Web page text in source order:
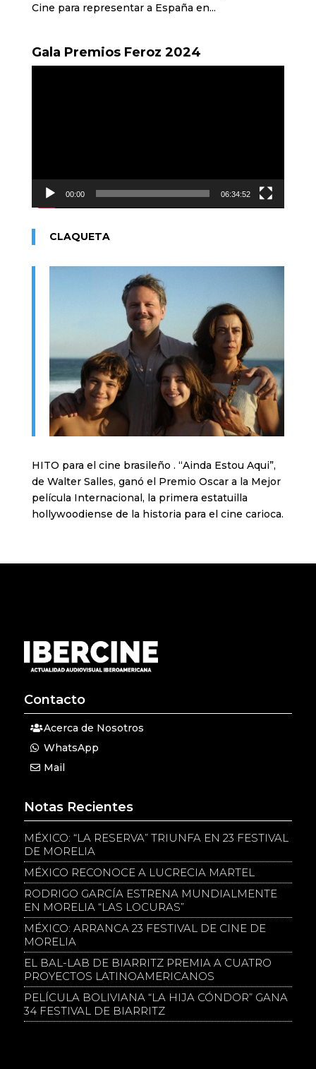
Cine para representar a España en...
Gala Premios Feroz 2024
00:00 06:34:52
CLAQUETA
HITO para el cine brasileño . “Ainda Estou Aqui”,
de Walter Salles, ganó el Premio Oscar a la Mejor
película Internacional, la primera estatuilla
hollywoodiense de la historia para el cine carioca.
Contacto
Acerca de Nosotros
WhatsApp
Mail
Notas Recientes
MÉXICO: “LA RESERVA” TRIUNFA EN 23 FESTIVAL
DE MORELIA
MÉXICO RECONOCE A LUCRECIA MARTEL
RODRIGO GARCÍA ESTRENA MUNDIALMENTE
EN MORELIA “LAS LOCURAS”
MÉXICO: ARRANCA 23 FESTIVAL DE CINE DE
MORELIA
EL BAL-LAB DE BIARRITZ PREMIA A CUATRO
PROYECTOS LATINOAMERICANOS
PELÍCULA BOLIVIANA “LA HIJA CÓNDOR” GANA
34 FESTIVAL DE BIARRITZ